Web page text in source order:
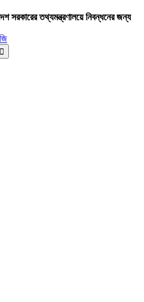
সরকারের তথ্যমন্ত্রণালয়ে নিবন্ধনের জন্য